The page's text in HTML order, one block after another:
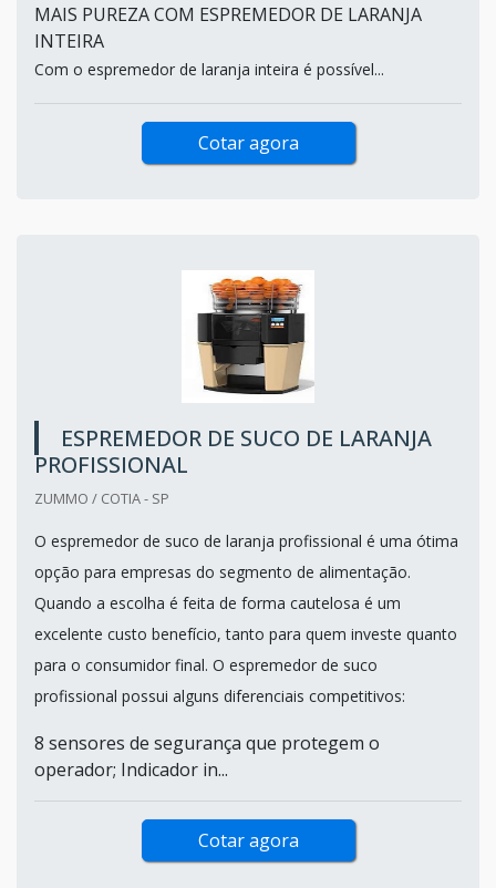
MAIS PUREZA COM ESPREMEDOR DE LARANJA
INTEIRA
Com o espremedor de laranja inteira é possível...
Cotar agora
ESPREMEDOR DE SUCO DE LARANJA
PROFISSIONAL
ZUMMO / COTIA - SP
O espremedor de suco de laranja profissional é uma ótima
opção para empresas do segmento de alimentação.
Quando a escolha é feita de forma cautelosa é um
excelente custo benefício, tanto para quem investe quanto
para o consumidor final. O espremedor de suco
profissional possui alguns diferenciais competitivos:
8 sensores de segurança que protegem o
operador; Indicador in...
Cotar agora